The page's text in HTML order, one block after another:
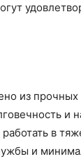
из
и
в
и